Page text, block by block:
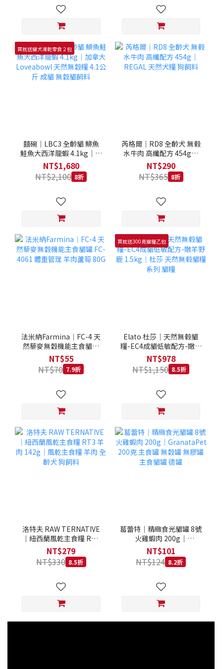
買就送貓犬凍乾零食２包
囍碗｜LBC3 全齡貓 鯡魚
鮭魚大西洋龍蝦 4.1kg｜加
拿大 Loveabowl 天然無穀
糧 4.1公斤 成貓 無穀貓飼
料
NT$1,680
NT$2,100 8折
芮格爾｜RD8 全齡犬 無榖
水牛肉 高纖配方 454g｜
REGAL 天然犬糧 狗飼料
NT$290
NT$365 8折
法米納Farmina｜FC-4 天
然藜麥無穀機能主食貓罐
FC-4061 體重管理 羊肉蘆
筍 80G
NT$55
NT$70 7.9折
買就送300克貓糧乙包
Elato 杜莎｜天然無榖貓
糧-EC4成貓低敏配方-嫩羊
野鹿 1.5kg｜杜莎 天然無
榖貓糧系列 貓糧
NT$978
NT$1,150 8.5折
洛特夫 RAW TERNATIVE
｜紐西蘭風乾主食糧 RT3
羊肉 142g｜風乾主食糧 羊
肉 全齡犬 狗飼料
NT$279
NT$330 8.5折
葛蕾特｜精緻食光貓罐 8號
火雞蝦肉 200g｜
GranataPet 200克 主食罐
無穀罐 無膠罐 主食貓罐 德
罐
NT$101
NT$124 8.2折